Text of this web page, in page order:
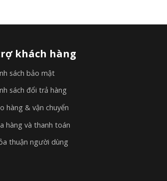
nâng hạ 80 – 820 mm
chỉ trong 13 giây.
khách hàng
sách bảo mật
sách đổi trả hàng
hàng & vận chuyển
hàng và thanh toán
thuận người dùng